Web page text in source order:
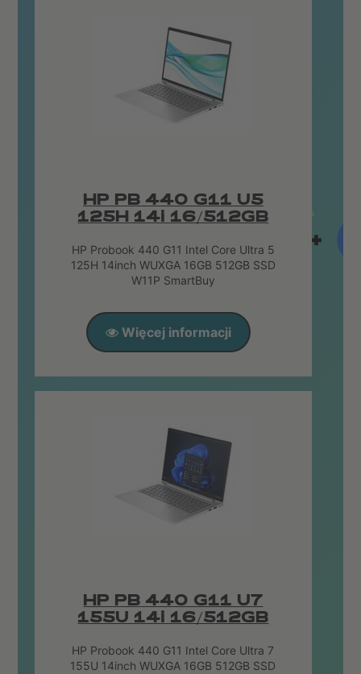
HP PB 440 G11 U5
125H 14i 16/512GB
HP Probook 440 G11 Intel Core Ultra 5
125H 14inch WUXGA 16GB 512GB SSD
W11P SmartBuy
Więcej informacji
HP PB 440 G11 U7
155U 14i 16/512GB
HP Probook 440 G11 Intel Core Ultra 7
155U 14inch WUXGA 16GB 512GB SSD